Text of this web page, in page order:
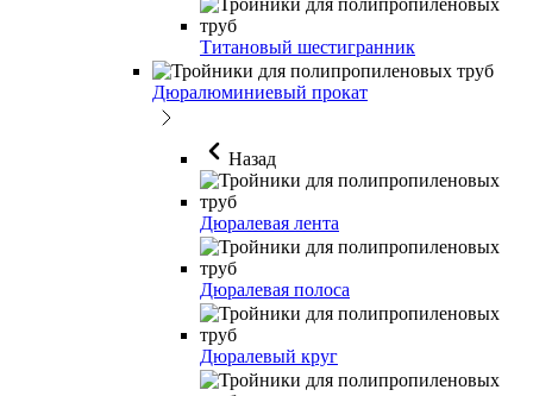
Титановый шестигранник
Дюралюминиевый прокат
Назад
Дюралевая лента
Дюралевая полоса
Дюралевый круг